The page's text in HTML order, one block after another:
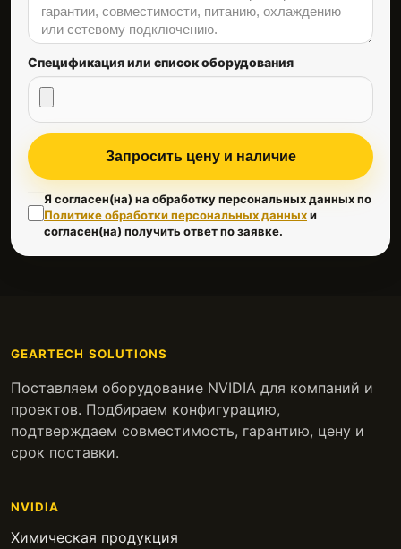
Спецификация или список оборудования
Запросить цену и наличие
Я согласен(на) на обработку персональных данных по
Политике обработки персональных данныхи
согласен(на) получить ответ по заявке.
GEARTECH SOLUTIONS
Поставляем оборудование NVIDIA для компаний и
проектов. Подбираем конфигурацию,
подтверждаем совместимость, гарантию, цену и
срок поставки.
NVIDIA
Химическая продукция